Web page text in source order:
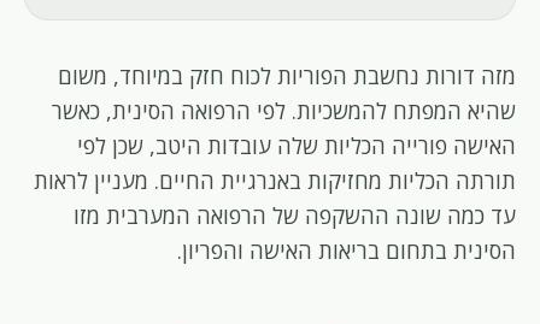
מזה דורות נחשבת הפוריות לכוח חזק במיוחד, משום
שהיא המפתח להמשכיות. לפי הרפואה הסינית, כאשר
האישה פורייה הכליות שלה עובדות היטב, שכן לפי
תורתה הכליות מחזיקות באנרגיית החיים. מעניין לראות
עד כמה שונה ההשקפה של הרפואה המערבית מזו
הסינית בתחום בריאות האישה והפריון.